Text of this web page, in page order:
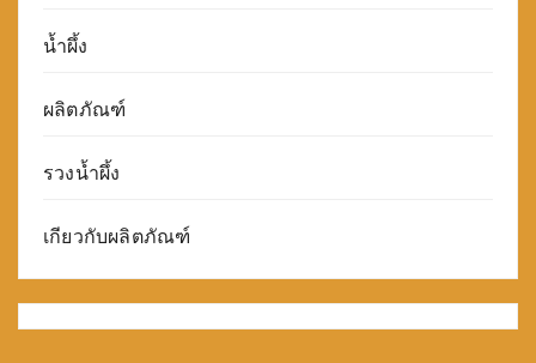
น้ำผึ้ง
ผลิตภัณฑ์
รวงน้ำผึ้ง
เกียวกับผลิตภัณฑ์